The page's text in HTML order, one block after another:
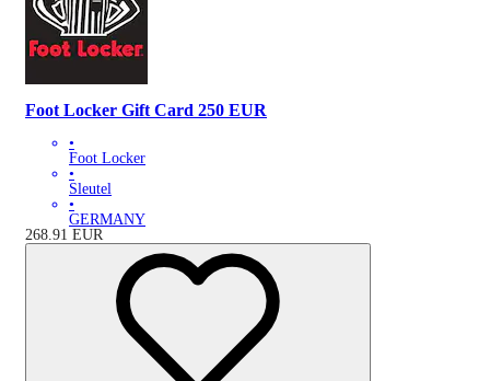
Foot Locker Gift Card 250 EUR
•
Foot Locker
•
Sleutel
•
GERMANY
268.91 EUR